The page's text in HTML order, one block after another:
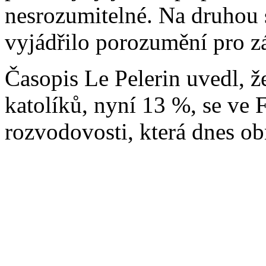
nesrozumitelné. Na
vyjádřilo porozumění pro
Časopis Le Pelerin uvedl,
katolíků, nyní 13 %, se ve
rozvodovosti, která dnes